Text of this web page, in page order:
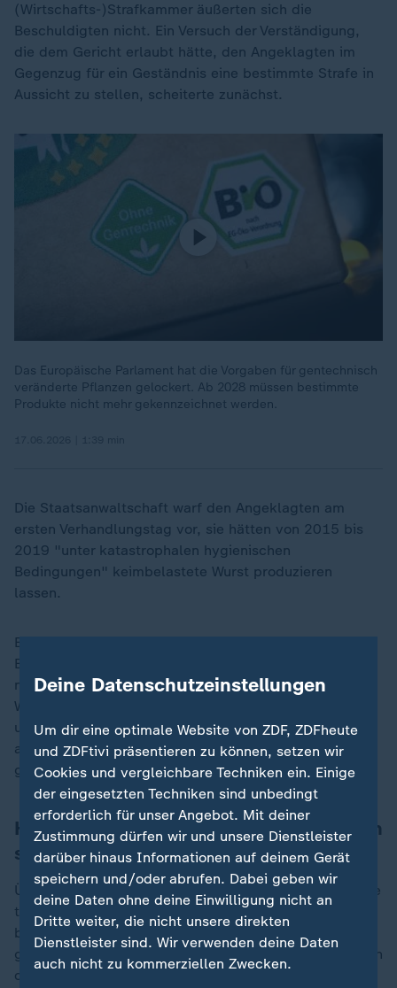
(Wirtschafts-)Strafkammer äußerten sich die
Beschuldigten nicht. Ein Versuch der Verständigung,
die dem Gericht erlaubt hätte, den Angeklagten im
Gegenzug für ein Geständnis eine bestimmte Strafe in
Aussicht zu stellen, scheiterte zunächst.
Das Europäische Parlament hat die Vorgaben für gentechnisch
veränderte Pflanzen gelockert. Ab 2028 müssen bestimmte
Produkte nicht mehr gekennzeichnet werden.
Die Staatsanwaltschaft warf den Angeklagten am
ersten Verhandlungstag vor, sie hätten von 2015 bis
2019 "unter katastrophalen hygienischen
Bedingungen" keimbelastete Wurst produzieren
lassen.
Bereits durch die gesamte bauliche Situation des
Betriebs, den die Staatsanwaltschaft nicht namentlich
nennt, durch Feuchtigkeit und eine fehlende Schwarz-
Weiß-Trennung, also die fehlende Trennung reiner und
unreiner Bereiche der Produktion, hätten sich Listerien
ansiedeln und verbreiten können. Außerdem habe es
gravierende Reinigungsmissstände gegeben.
Haltbarkeitsdatum soll gefälscht worden
sein
Überdies sollen die Beschuldigten der Anklage zufolge
teilweise verdorbene Ware aufbereitet
beziehungsweise überlagerte Ware mit einem
gefälschten Mindesthaltbarkeitsdatum versehen und in
den Handel gebracht haben, um dem finanziell
Deine Datenschutzeinstellungen
Um dir eine optimale Website von ZDF, ZDFheute
und ZDFtivi präsentieren zu können, setzen wir
Cookies und vergleichbare Techniken ein. Einige
der eingesetzten Techniken sind unbedingt
erforderlich für unser Angebot. Mit deiner
Zustimmung dürfen wir und unsere Dienstleister
darüber hinaus Informationen auf deinem Gerät
speichern und/oder abrufen. Dabei geben wir
deine Daten ohne deine Einwilligung nicht an
Dritte weiter, die nicht unsere direkten
Dienstleister sind. Wir verwenden deine Daten
auch nicht zu kommerziellen Zwecken.